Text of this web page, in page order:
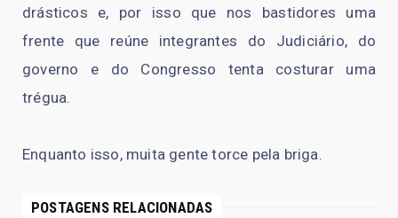
drásticos e, por isso que nos bastidores uma
frente que reúne integrantes do Judiciário, do
governo e do Congresso tenta costurar uma
trégua.
Enquanto isso, muita gente torce pela briga.
POSTAGENS RELACIONADAS